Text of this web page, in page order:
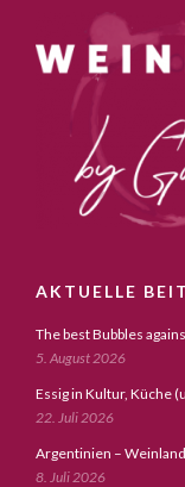
AKTUELLE
The best Bubbles
5. August 2026
Essig in Kultur, Küche
22. Juli 2026
Argentinien –
8. Juli 2026